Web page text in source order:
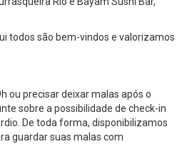
todos são bem-vindos e valorizamos
ou precisar deixar malas após o
sobre a possibilidade de check-in
De toda forma, disponibilizamos
guardar suas malas com